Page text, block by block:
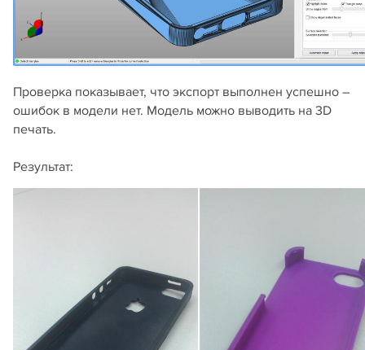
Проверка показывает, что экспорт выполнен успешно –
ошибок в модели нет. Модель можно выводить на 3D
печать.
Результат: